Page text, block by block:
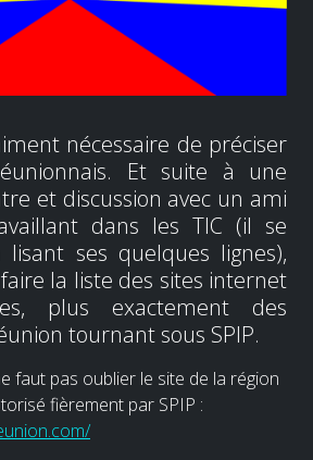
nécessaire de préciser
Et suite à une
et discussion avec un ami
dans les TIC (il se
ses quelques lignes),
faire la liste des sites internet
plus exactement des
tournant sous SPIP.
faut pas oublier le site de la région
fièrement par SPIP :